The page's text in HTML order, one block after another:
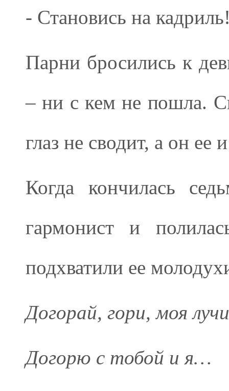
- Становись на
Парни бросились к
– ни с кем не пошла.
глаз не сводит, а он ее
Когда кончилась
гармонист и
подхватили ее
Догорай, гори, моя
Догорю с тобой и я…